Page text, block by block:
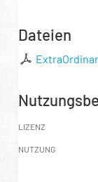
Dateien
LIZENZ
NUTZUNG